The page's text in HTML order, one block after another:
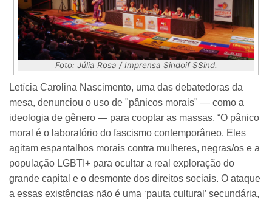
Foto: Júlia Rosa / Imprensa Sindoif SSind.
Letícia Carolina Nascimento, uma das debatedoras da
mesa, denunciou o uso de "pânicos morais" — como a
ideologia de gênero — para cooptar as massas. “O pânico
moral é o laboratório do fascismo contemporâneo. Eles
agitam espantalhos morais contra mulheres, negras/os e a
população LGBTI+ para ocultar a real exploração do
grande capital e o desmonte dos direitos sociais. O ataque
a essas existências não é uma ‘pauta cultural’ secundária,